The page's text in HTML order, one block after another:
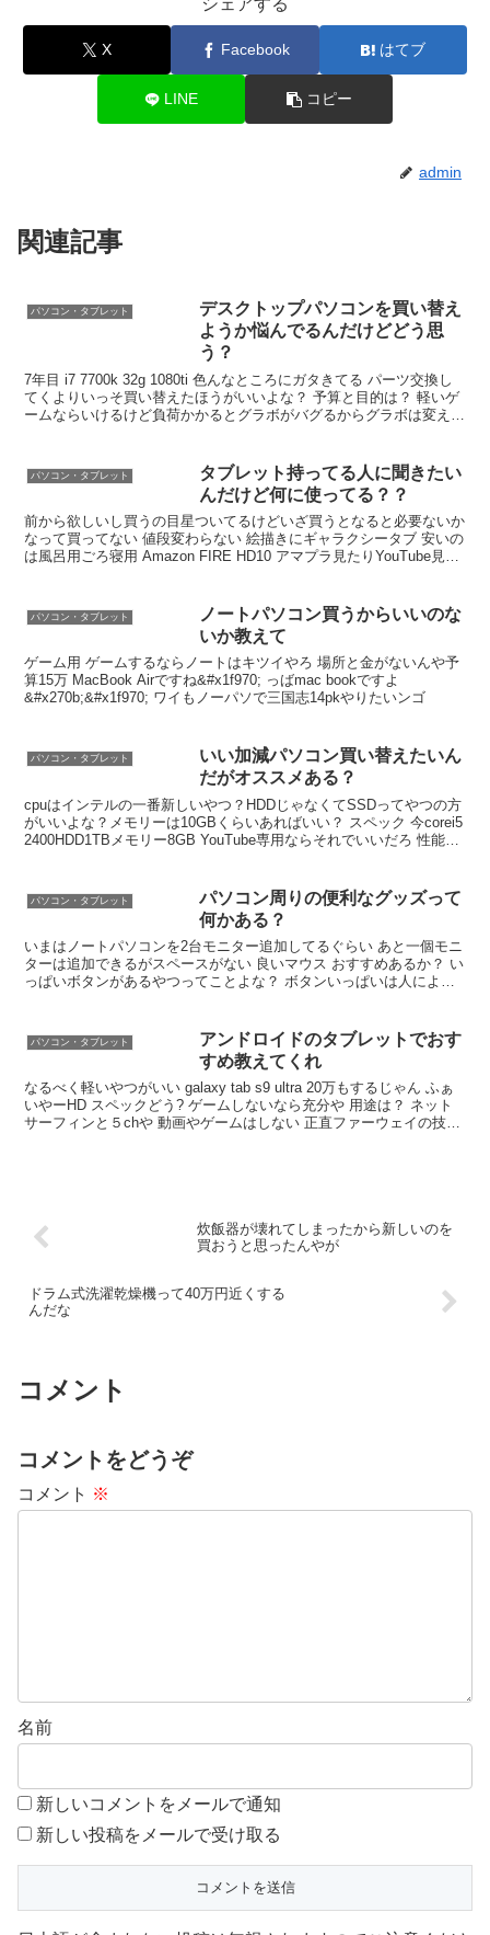
シェアする
X Facebook はてブ
LINE コピー
admin
関連記事
パソコン・タブレット
デスクトップパソコンを買い替え
ようか悩んでるんだけどどう思
う？
7年目 i7 7700k 32g 1080ti 色んなところにガタきてる パーツ交換し
てくよりいっそ買い替えたほうがいいよな？ 予算と目的は？ 軽いゲ
ームならいけるけど負荷かかるとグラボがバグるからグラボは変えな
パソコン・タブレット
タブレット持ってる人に聞きたい
んだけど何に使ってる？？
前から欲しいし買うの目星ついてるけどいざ買うとなると必要ないか
なって買ってない 値段変わらない 絵描きにギャラクシータブ 安いの
は風呂用ごろ寝用 Amazon FIRE HD10 アマプラ見たりYouTube見た
パソコン・タブレット
ノートパソコン買うからいいのな
いか教えて
ゲーム用 ゲームするならノートはキツイやろ 場所と金がないんや予
算15万 MacBook Airですね&#x1f970; っばmac bookですよ
&#x270b;&#x1f970; ワイもノーパソで三国志14pkやりたいンゴ
パソコン・タブレット
いい加減パソコン買い替えたいん
だがオススメある？
cpuはインテルの一番新しいやつ？HDDじゃなくてSSDってやつの方
がいいよな？メモリーは10GBくらいあればいい？ スペック 今corei5
2400HDD1TBメモリー8GB YouTube専用ならそれでいいだろ 性能を
パソコン・タブレット
パソコン周りの便利なグッズって
何かある？
いまはノートパソコンを2台モニター追加してるぐらい あと一個モニ
ターは追加できるがスペースがない 良いマウス おすすめあるか？ い
っぱいボタンがあるやつってことよな？ ボタンいっぱいは人による
パソコン・タブレット
アンドロイドのタブレットでおす
すめ教えてくれ
なるべく軽いやつがいい galaxy tab s9 ultra 20万もするじゃん ふぁ
いやーHD スペックどう? ゲームしないなら充分や 用途は？ ネット
サーフィンと５chや 動画やゲームはしない 正直ファーウェイの技術
炊飯器が壊れてしまったから新しいのを
買おうと思ったんやが
ドラム式洗濯乾燥機って40万円近くする
んだな
コメント
コメントをどうぞ
コメント ※
名前
新しいコメントをメールで通知
新しい投稿をメールで受け取る